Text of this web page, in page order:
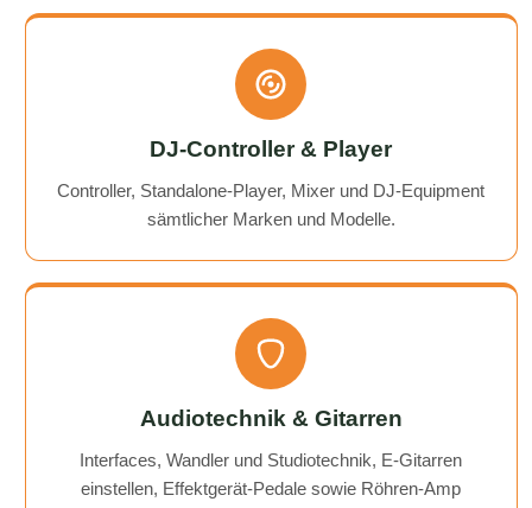
DJ-Controller & Player
Controller, Standalone-Player, Mixer und DJ-Equipment
sämtlicher Marken und Modelle.
Audiotechnik & Gitarren
Interfaces, Wandler und Studiotechnik, E-Gitarren
einstellen, Effektgerät-Pedale sowie Röhren-Amp